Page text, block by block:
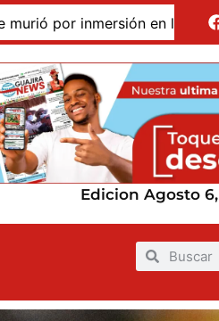
inmersión en las dunas de
Edicion Agosto